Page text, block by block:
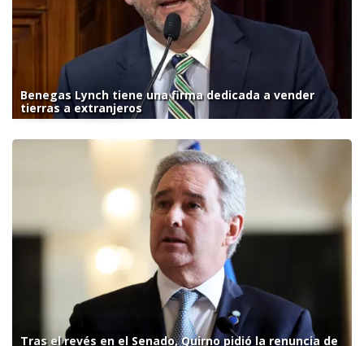
Benegas Lynch tiene una firma dedicada a vender
tierras a extranjeros
Tras el revés en el Senado, Quirno pidió la renuncia de